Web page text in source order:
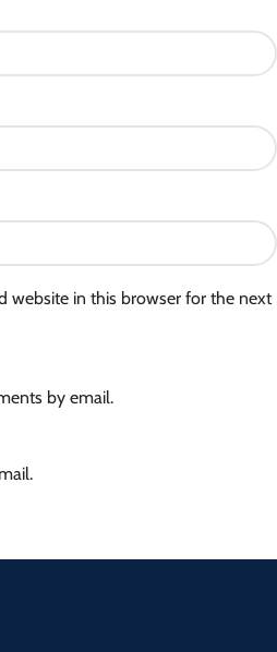
website in this browser for the next
by email.